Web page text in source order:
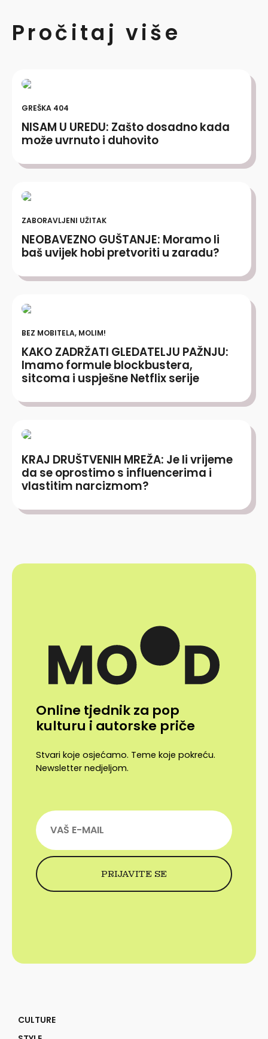
Pročitaj više
GREŠKA 404
NISAM U UREDU: Zašto dosadno kada
može uvrnuto i duhovito
ZABORAVLJENI UŽITAK
NEOBAVEZNO GUŠTANJE: Moramo li
baš uvijek hobi pretvoriti u zaradu?
BEZ MOBITELA, MOLIM!
KAKO ZADRŽATI GLEDATELJU PAŽNJU:
Imamo formule blockbustera,
sitcoma i uspješne Netflix serije
KRAJ DRUŠTVENIH MREŽA: Je li vrijeme
da se oprostimo s influencerima i
vlastitim narcizmom?
Online tjednik za pop
kulturu i autorske priče
Stvari koje osjećamo. Teme koje pokreću.
Newsletter nedjeljom.
CULTURE